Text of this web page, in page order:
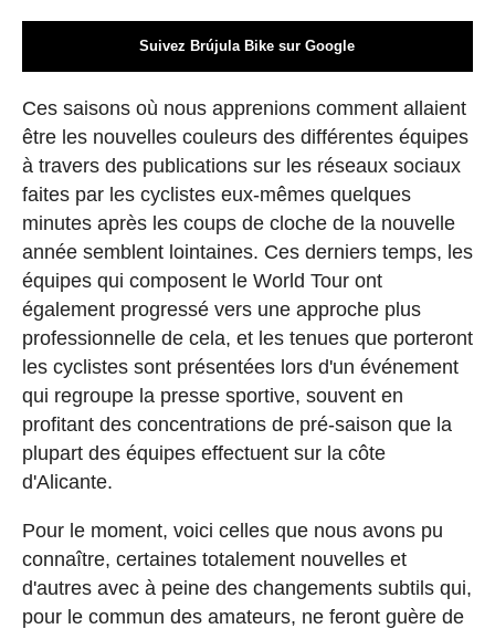
Suivez Brújula Bike sur Google
Ces saisons où nous apprenions comment allaient
être les nouvelles couleurs des différentes équipes
à travers des publications sur les réseaux sociaux
faites par les cyclistes eux-mêmes quelques
minutes après les coups de cloche de la nouvelle
année semblent lointaines. Ces derniers temps, les
équipes qui composent le World Tour ont
également progressé vers une approche plus
professionnelle de cela, et les tenues que porteront
les cyclistes sont présentées lors d'un événement
qui regroupe la presse sportive, souvent en
profitant des concentrations de pré-saison que la
plupart des équipes effectuent sur la côte
d'Alicante.
Pour le moment, voici celles que nous avons pu
connaître, certaines totalement nouvelles et
d'autres avec à peine des changements subtils qui,
pour le commun des amateurs, ne feront guère de